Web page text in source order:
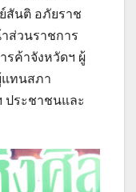
สันติ อภัยราช
ส่วนราชการ
รค้าจังหวัดฯ ผู้
แทนสภา
ประชาชนและ